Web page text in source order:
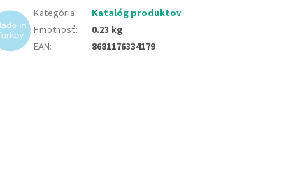
Kategória:
Katalóg produktov
Hmotnosť:
0.23 kg
EAN: 8681176334179